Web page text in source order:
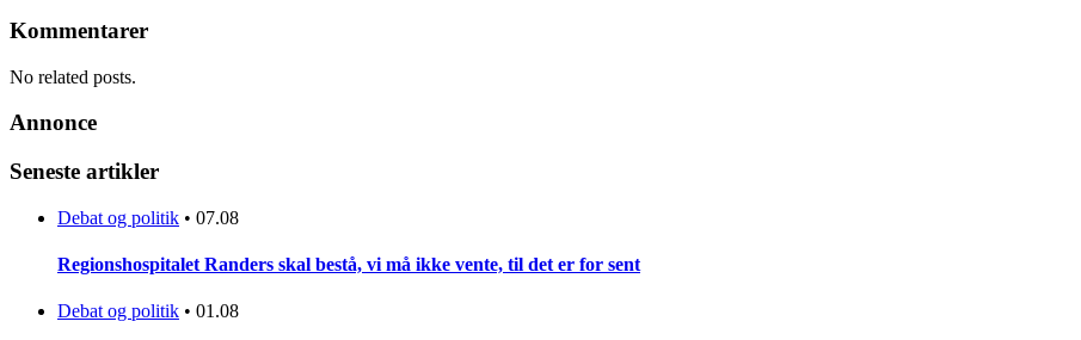
Kommentarer
No related posts.
Annonce
Seneste artikler
Debat og politik • 07.08
Regionshospitalet Randers skal bestå, vi må ikke vente, til det er for sent
Debat og politik • 01.08